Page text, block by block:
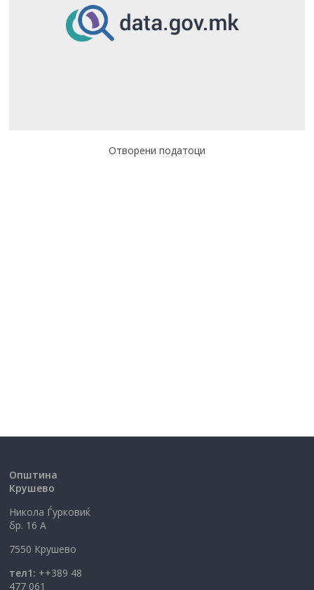
Отворени податоци
Општина
Крушево
Никола Ѓурковиќ
бр. 16 А
7550 Крушево
тел1: ++389 48
477 061